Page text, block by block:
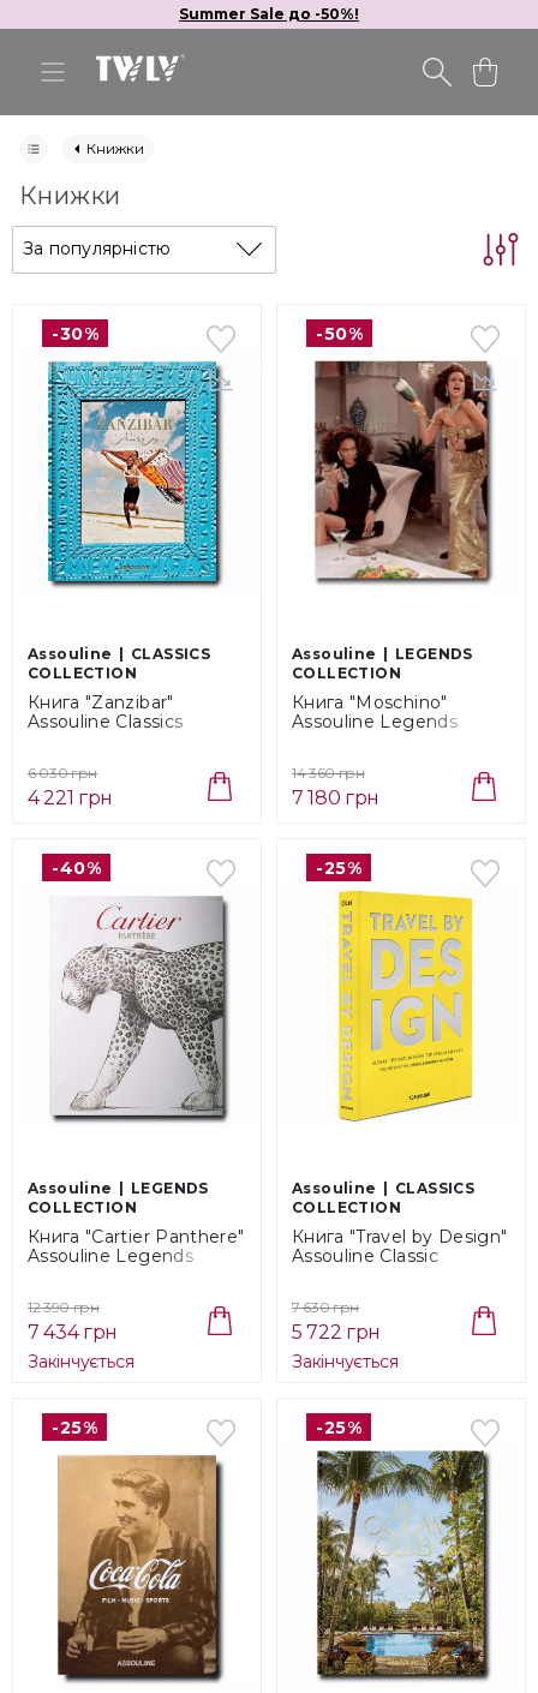
Summer Sale до -50%!
Книжки
Книжки
За популярністю
-30%
Assouline
CLASSICS
COLLECTION
Книга "Zanzibar"
Assouline Classics
6 030 грн
4 221 грн
-50%
Assouline
LEGENDS
COLLECTION
Книга "Moschino"
Assouline Legends
14 360 грн
7 180 грн
-40%
Assouline
LEGENDS
COLLECTION
Книга "Cartier Panthere"
Assouline Legends
12 390 грн
7 434 грн
Закінчується
-25%
Assouline
CLASSICS
COLLECTION
Книга "Travel by Design"
Assouline Classic
7 630 грн
5 722 грн
Закінчується
-25% -25%